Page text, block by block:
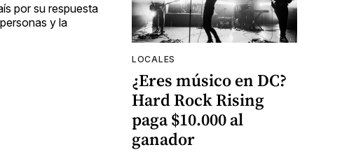
por su respuesta
y la
LOCALES
¿Eres músico en DC?
Hard Rock Rising
paga $10.000 al
ganador